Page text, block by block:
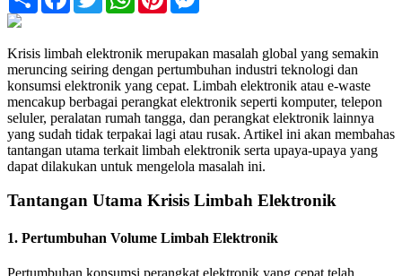
Krisis limbah elektronik merupakan masalah global yang semakin
meruncing seiring dengan pertumbuhan industri teknologi dan
konsumsi elektronik yang cepat. Limbah elektronik atau e-waste
mencakup berbagai perangkat elektronik seperti komputer, telepon
seluler, peralatan rumah tangga, dan perangkat elektronik lainnya
yang sudah tidak terpakai lagi atau rusak. Artikel ini akan membahas
tantangan utama terkait limbah elektronik serta upaya-upaya yang
dapat dilakukan untuk mengelola masalah ini.
Tantangan Utama Krisis Limbah Elektronik
1. Pertumbuhan Volume Limbah Elektronik
Pertumbuhan konsumsi perangkat elektronik yang cepat telah